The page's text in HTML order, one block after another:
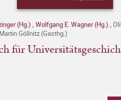
(Hg.) Wolfgang E. Wagner (Hg.)
Martin Göllnitz (Gasthg.)
für